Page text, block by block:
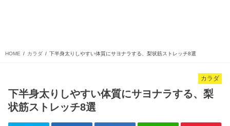
HOME カラダ 下半身太りしやすい体質にサヨナラする、梨状筋ストレッチ8選
カラダ
下半身太りしやすい体質にサヨナラする、梨
状筋ストレッチ8選